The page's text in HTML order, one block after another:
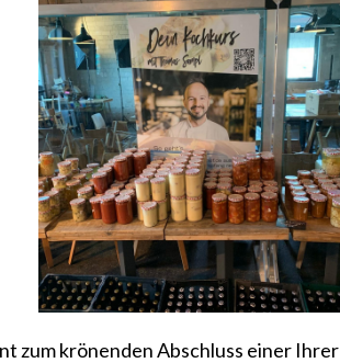
zum krönenden Abschluss einer Ihrer